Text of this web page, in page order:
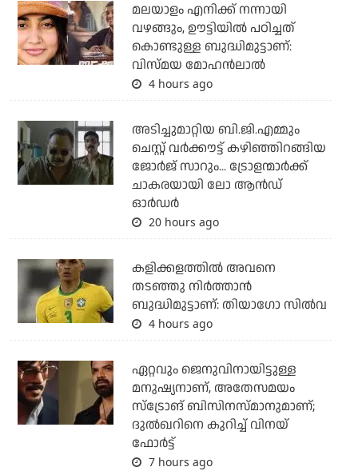
മലയാളം എനിക്ക് നന്നായി
വഴങ്ങും, ഊട്ടിയില്‍ പഠിച്ചത്
കൊണ്ടുള്ള ബുദ്ധിമുട്ടാണ്:
വിസ്മയ മോഹന്‍ലാല്‍
4 hours ago
അടിച്ചുമാറ്റിയ ബി.ജി.എമ്മും
ചെസ്റ്റ് വര്‍ക്കൗട്ട് കഴിഞ്ഞിറങ്ങിയ
ജോര്‍ജ് സാറും... ട്രോളന്മാര്‍ക്ക്
ചാകരയായി ലോ ആന്‍ഡ്
ഓര്‍ഡര്‍
20 hours ago
കളിക്കളത്തില്‍ അവനെ
തടഞ്ഞു നിര്‍ത്താന്‍
ബുദ്ധിമുട്ടാണ്: തിയാഗോ സില്‍വ
4 hours ago
ഏറ്റവും ജെനുവിനായിട്ടുള്ള
മനുഷ്യനാണ്, അതേസമയം
സ്‌ട്രോങ് ബിസിനസ്മാനുമാണ്;
ദുല്‍ഖറിനെ കുറിച്ച് വിനയ്
ഫോര്‍ട്ട്
7 hours ago